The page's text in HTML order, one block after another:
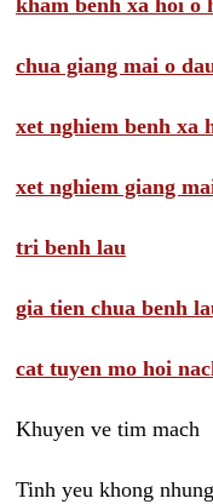
kham benh xa hoi o
chua giang mai o
xet nghiem benh xa
xet nghiem giang
tri benh lau
gia tien chua benh
cat tuyen mo hoi
Khuyen ve tim mach
Tinh yeu khong